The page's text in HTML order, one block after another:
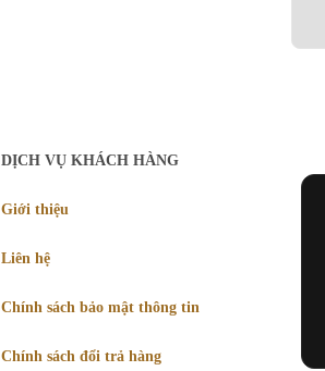
DỊCH VỤ KHÁCH HÀNG
Giới thiệu
Liên hệ
Chính sách bảo mật thông tin
Chính sách đổi trả hàng